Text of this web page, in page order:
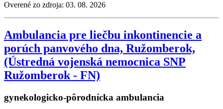
Overené zo zdroja: 03. 08. 2026
Ambulancia pre liečbu inkontinencie a
porúch panvového dna, Ružomberok,
(Ústredná vojenská nemocnica SNP
Ružomberok - FN)
gynekologicko-pôrodnícka ambulancia